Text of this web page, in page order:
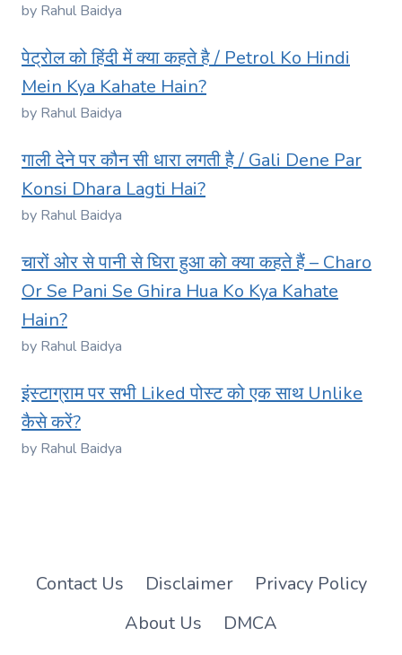
by Rahul Baidya
पेट्रोल को हिंदी में क्या कहते है / Petrol Ko Hindi
Mein Kya Kahate Hain?
by Rahul Baidya
गाली देने पर कौन सी धारा लगती है / Gali Dene Par
Konsi Dhara Lagti Hai?
by Rahul Baidya
चारों ओर से पानी से घिरा हुआ को क्या कहते हैं – Charo
Or Se Pani Se Ghira Hua Ko Kya Kahate
Hain?
by Rahul Baidya
इंस्टाग्राम पर सभी Liked पोस्ट को एक साथ Unlike
कैसे करें?
by Rahul Baidya
Contact Us Disclaimer
Privacy Policy
About Us
DMCA